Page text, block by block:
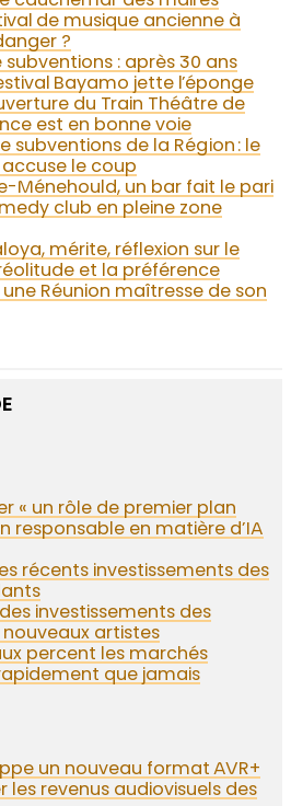
de musique ancienne à
?
subventions : après 30 ans
Bayamo jette l’éponge
du Train Théâtre de
est en bonne voie
subventions de la Région : le
le coup
Ménehould, un bar fait le pari
club en pleine zone
mérite, réflexion sur le
et la préférence
Réunion maîtresse de son
« un rôle de premier plan
responsable en matière d’IA
récents investissements des
investissements des
artistes
percent les marchés
que jamais
un nouveau format AVR+
les revenus audiovisuels des